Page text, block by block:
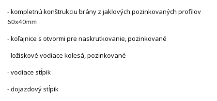
- kompletnú konštrukciu brány z jaklových pozinkovaných profilov
60x40mm
- koľajnice s otvormi pre naskrutkovanie, pozinkované
- ložiskové vodiace kolesá, pozinkované
- vodiace stĺpik
- dojazdový stĺpik